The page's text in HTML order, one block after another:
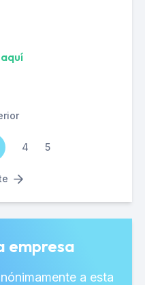
4 5
empresa
a esta